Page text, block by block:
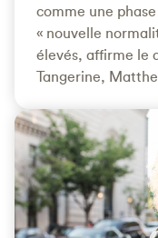
comme une
« nouvelle
élevés, affirme le
Tangerine,